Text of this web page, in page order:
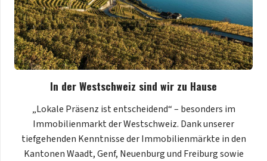
In der Westschweiz sind wir zu Hause
„Lokale Präsenz ist entscheidend“ – besonders im
Immobilienmarkt der Westschweiz. Dank unserer
tiefgehenden Kenntnisse der Immobilienmärkte in den
Kantonen Waadt, Genf, Neuenburg und Freiburg sowie